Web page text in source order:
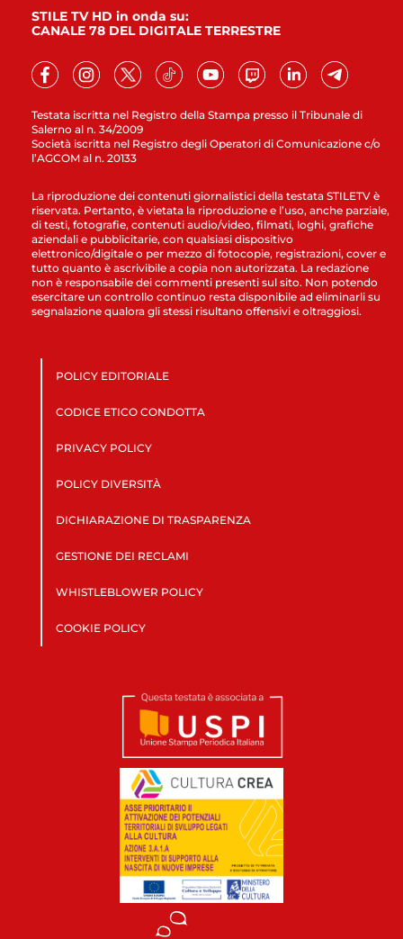
Testata iscritta nel Registro della Stampa presso il Tribunale di
Salerno al n. 34/2009
Società iscritta nel Registro degli Operatori di Comunicazione c/o
l’AGCOM al n. 20133
STILE TV HD in onda su:
CANALE 78 DEL DIGITALE TERRESTRE
La riproduzione dei contenuti giornalistici della testata STILETV è
riservata. Pertanto, è vietata la riproduzione e l’uso, anche parziale,
di testi, fotografie, contenuti audio/video, filmati, loghi, grafiche
aziendali e pubblicitarie, con qualsiasi dispositivo
elettronico/digitale o per mezzo di fotocopie, registrazioni, cover e
tutto quanto è ascrivibile a copia non autorizzata. La redazione
non è responsabile dei commenti presenti sul sito. Non potendo
esercitare un controllo continuo resta disponibile ad eliminarli su
segnalazione qualora gli stessi risultano offensivi e oltraggiosi.
POLICY EDITORIALE
CODICE ETICO CONDOTTA
PRIVACY POLICY
POLICY DIVERSITÀ
DICHIARAZIONE DI TRASPARENZA
GESTIONE DEI RECLAMI
WHISTLEBLOWER POLICY
COOKIE POLICY